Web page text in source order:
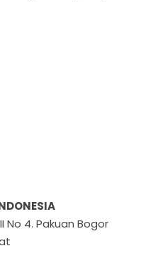
No 4. Pakuan Bogor